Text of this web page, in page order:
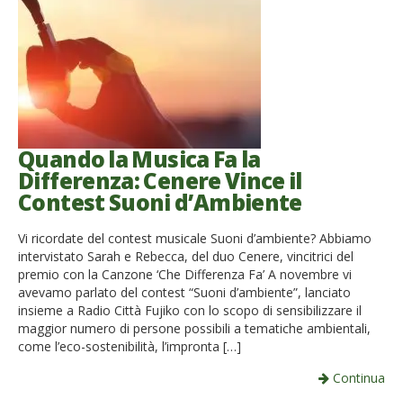
Quando la Musica Fa la
Differenza: Cenere Vince il
Contest Suoni d’Ambiente
Vi ricordate del contest musicale Suoni d’ambiente? Abbiamo
intervistato Sarah e Rebecca, del duo Cenere, vincitrici del
premio con la Canzone ‘Che Differenza Fa’ A novembre vi
avevamo parlato del contest “Suoni d’ambiente”, lanciato
insieme a Radio Città Fujiko con lo scopo di sensibilizzare il
maggior numero di persone possibili a tematiche ambientali,
come l’eco-sostenibilità, l’impronta […]
Continua